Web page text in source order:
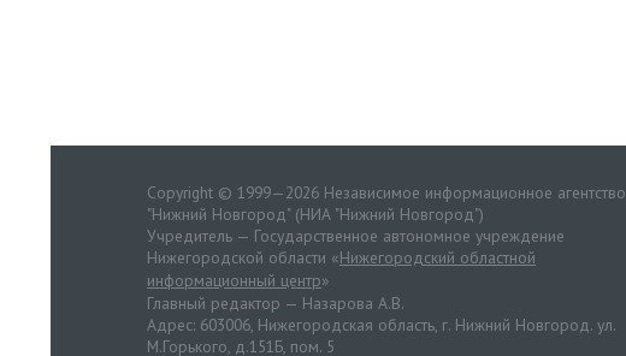
Copyright © 1999—2026 Независимое информационное агентство
"Нижний Новгород" (НИА "Нижний Новгород")
Учредитель — Государственное автономное учреждение
Нижегородской области «Нижегородский областной
информационный центр»
Главный редактор — Назарова А.В.
Адрес: 603006, Нижегородская область, г. Нижний Новгород. ул.
М.Горького, д.151Б, пом. 5